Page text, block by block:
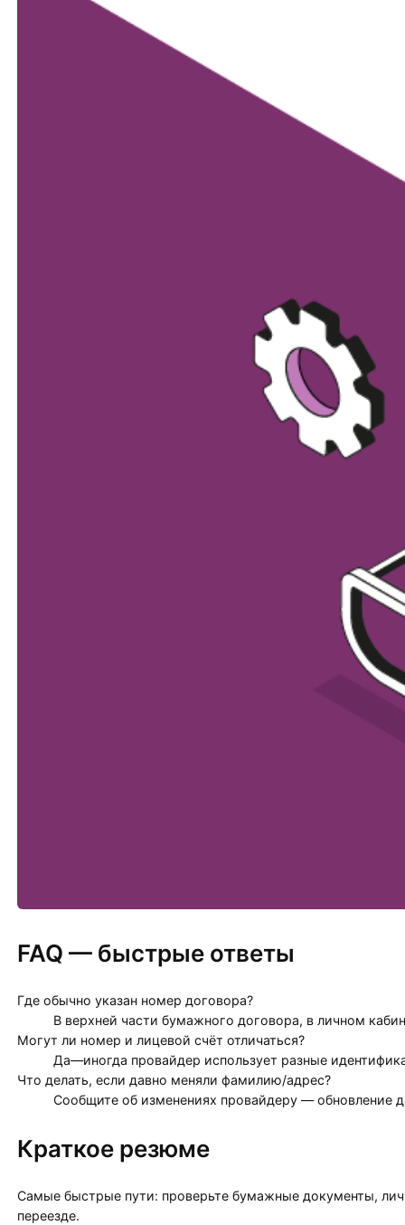
FAQ — быстрые ответы
Где обычно указан номер договора?
В верхней части бумажного договора, в личном
Могут ли номер и лицевой счёт отличаться?
Да—иногда провайдер использует разные
Что делать, если давно меняли фамилию/адрес?
Сообщите об изменениях провайдеру — обновление
Краткое резюме
Самые быстрые пути: проверьте бумажные документы,
переезде.